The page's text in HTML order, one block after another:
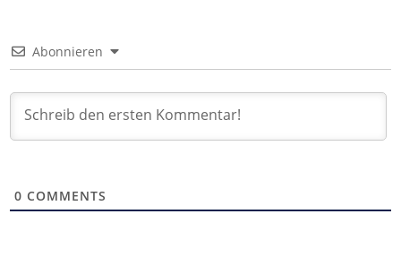
Abonnieren
0 COMMENTS